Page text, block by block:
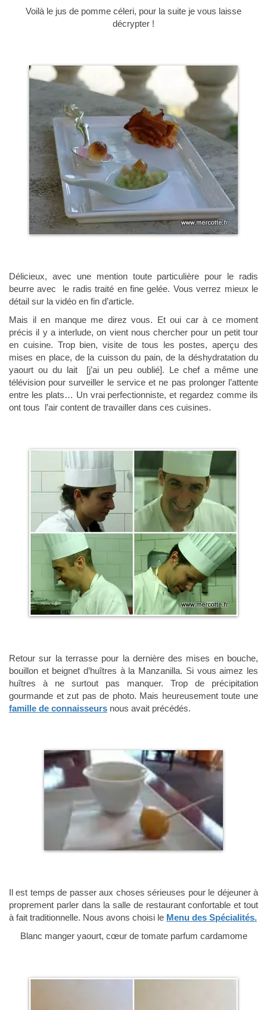
Voilà le jus de pomme céleri, pour la suite je vous laisse
décrypter !
Délicieux, avec une mention toute particulière pour le radis
beurre avec le radis traité en fine gelée. Vous verrez mieux le
détail sur la vidéo en fin d’article.
Mais il en manque me direz vous. Et oui car à ce moment
précis il y a interlude, on vient nous chercher pour un petit tour
en cuisine. Trop bien, visite de tous les postes, aperçu des
mises en place, de la cuisson du pain, de la déshydratation du
yaourt ou du lait [j’ai un peu oublié]. Le chef a même une
télévision pour surveiller le service et ne pas prolonger l’attente
entre les plats… Un vrai perfectionniste, et regardez comme ils
ont tous l’air content de travailler dans ces cuisines.
Retour sur la terrasse pour la dernière des mises en bouche,
bouillon et beignet d’huîtres à la Manzanilla. Si vous aimez les
huîtres à ne surtout pas manquer. Trop de précipitation
gourmande et zut pas de photo. Mais heureusement toute une
famille de connaisseurs nous avait précédés.
Il est temps de passer aux choses sérieuses pour le déjeuner à
proprement parler dans la salle de restaurant confortable et tout
à fait traditionnelle. Nous avons choisi le Menu des Spécialités.
Blanc manger yaourt, cœur de tomate parfum cardamome